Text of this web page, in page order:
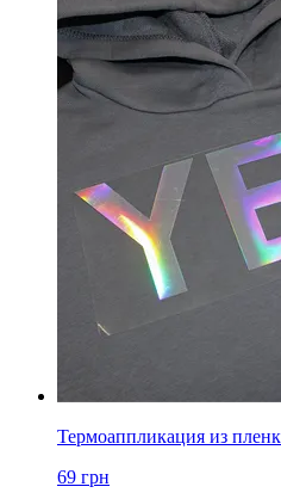
Термоаппликация из
69 грн